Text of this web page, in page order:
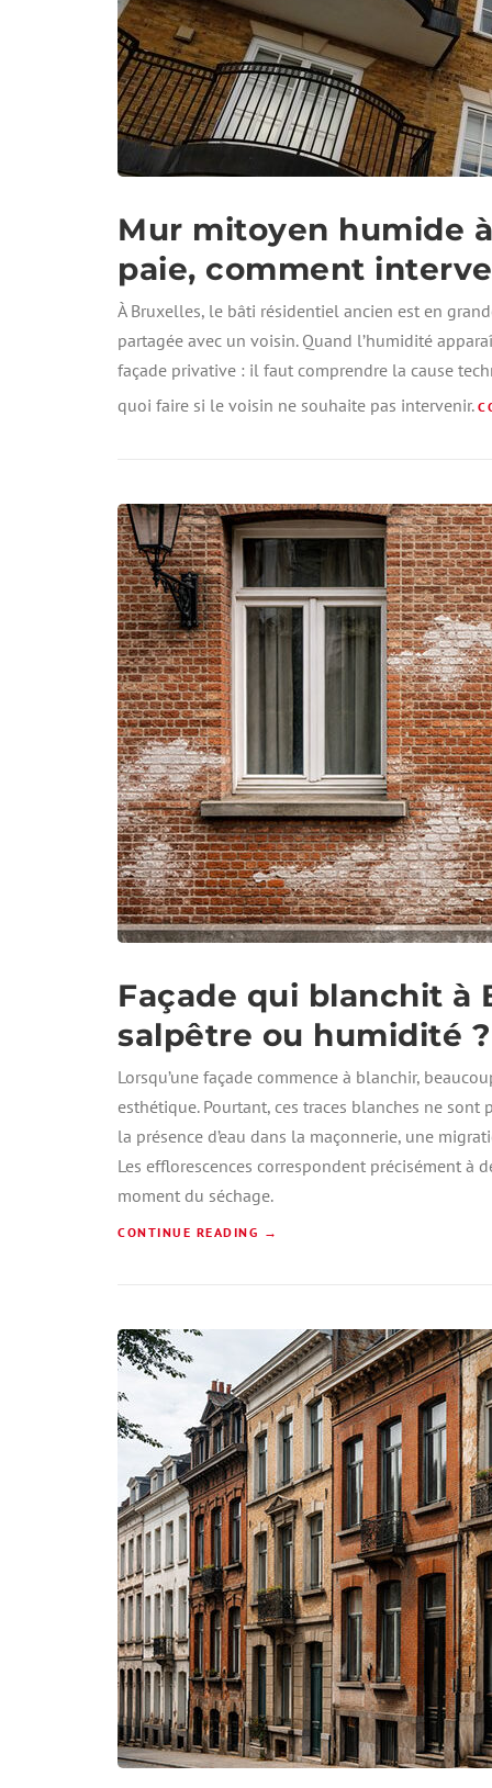
Mur mitoyen humide
paie, comment
À Bruxelles, le bâti résidentiel ancien est en
partagée avec un voisin. Quand l’humidité
façade privative : il faut comprendre la cause
quoi faire si le voisin ne souhaite pas intervenir.
Façade qui blanchit à
salpêtre ou humidité
Lorsqu’une façade commence à blanchir,
esthétique. Pourtant, ces traces blanches ne
la présence d’eau dans la maçonnerie, une
Les efflorescences correspondent précisément à
moment du séchage.
CONTINUE READING «
D
E
Q
U
I
B
L
A
N
C
H
I
T
À
B
R
U
X
E
→